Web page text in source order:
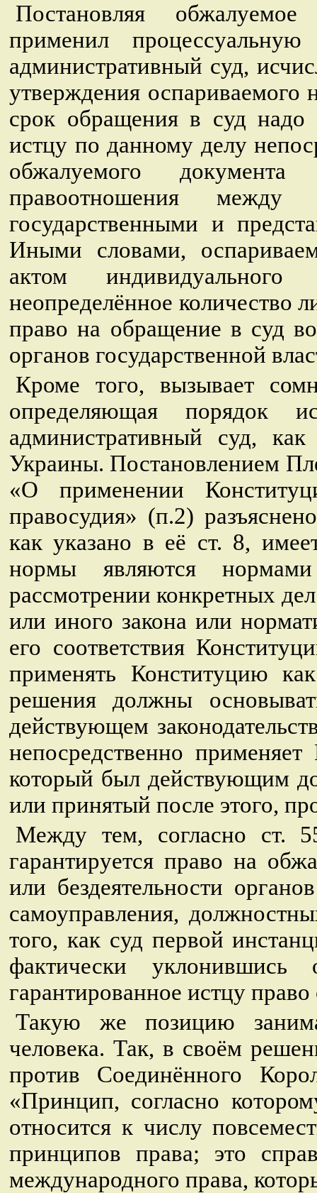
Постановляя
применил
административный суд,
утверждения оспариваемого
срок обращения в суд надо
истцу по данному делу
обжалуемого
правоотношения
государственными и
Иными словами,
актом
неопределённое количество
право на обращение в суд
органов государственной
Кроме того, вызывает
определяющая порядок
административный суд,
Украины. Постановлением
«О применении
правосудия» (п.2)
как указано в её ст. 8,
нормы являются
рассмотрении конкретных
или иного закона или
его соответствия
применять Конституцию
решения должны
действующем
непосредственно
который был действующим
или принятый после этого,
Между тем, согласно ст.
гарантируется право на
или бездеятельности
самоуправления,
того, как суд первой
фактически
гарантированное истцу
Такую же позицию
человека. Так, в своём
против Соединённого
«Принцип, согласно
относится к числу
принципов права; это
международного права,